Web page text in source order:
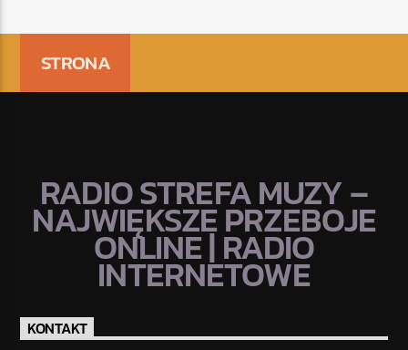
STRONA
RADIO STREFA MUZY –
NAJWIĘKSZE PRZEBOJE
ONLINE | RADIO
INTERNETOWE
KONTAKT